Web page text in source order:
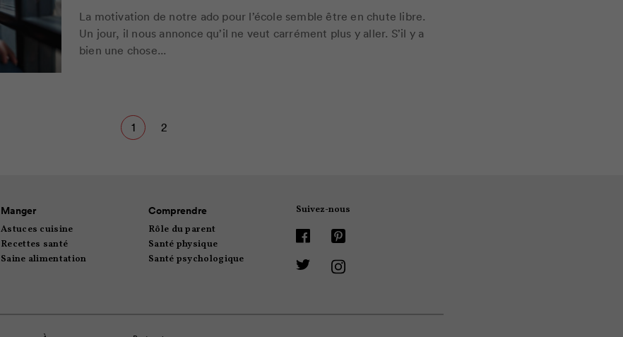
La motivation de notre ado pour l’école semble être en chute libre.
Un jour, il nous annonce qu’il ne veut carrément plus y aller. S’il y a
bien une chose...
1 2
Manger
Astuces cuisine
Recettes santé
Saine alimentation
Comprendre
Rôle du parent
Santé physique
Santé psychologique
Suivez-nous